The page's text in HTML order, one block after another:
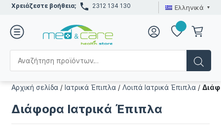
Χρειάζεστε βοήθεια; 2312 134 130 Ελληνικά
Αρχική σελίδα /Ιατρικά Έπιπλα /Λοιπά Ιατρικά Έπιπλα /
Διάφορα Ιατρικά Έπιπλα